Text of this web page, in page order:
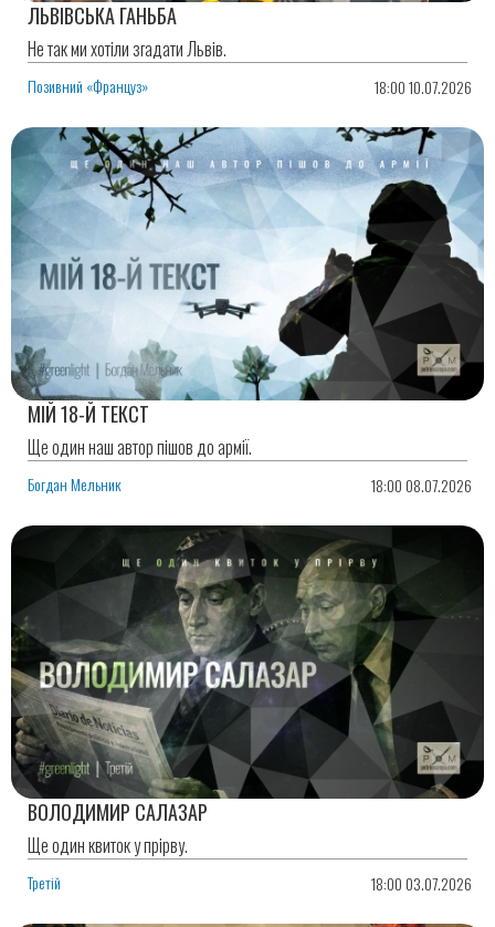
ЛЬВІВСЬКА ГАНЬБА
Не так ми хотіли згадати Львів.
Позивний «Француз» 18:00 10.07.2026
МІЙ 18-Й ТЕКСТ
Ще один наш автор пішов до армії.
Богдан Мельник 18:00 08.07.2026
ВОЛОДИМИР САЛАЗАР
Ще один квиток у прірву.
Третій 18:00 03.07.2026